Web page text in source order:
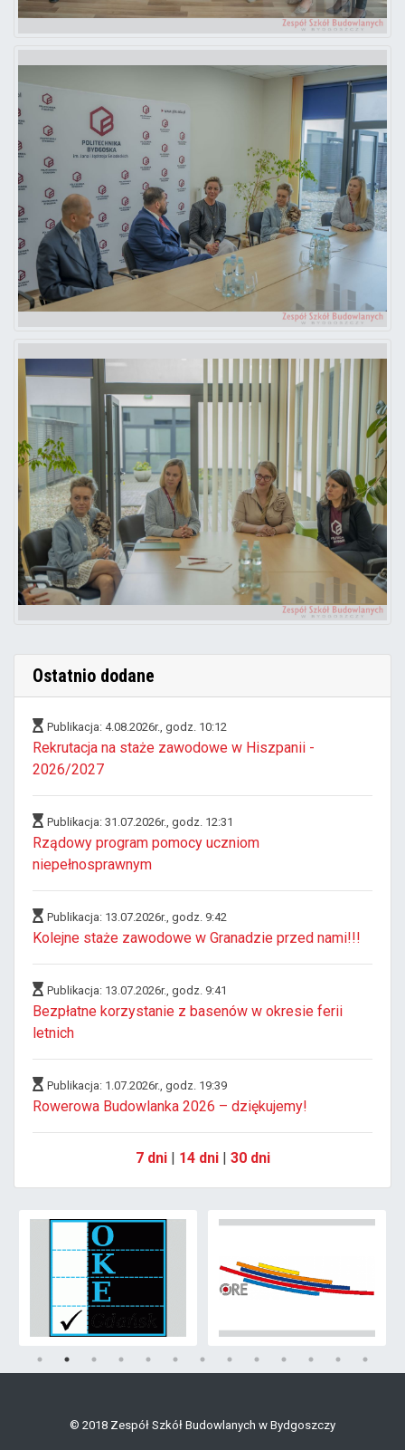
Ostatnio dodane
Publikacja: 4.08.2026r., godz. 10:12
Rekrutacja na staże zawodowe w Hiszpanii -
2026/2027
Publikacja: 31.07.2026r., godz. 12:31
Rządowy program pomocy uczniom
niepełnosprawnym
Publikacja: 13.07.2026r., godz. 9:42
Kolejne staże zawodowe w Granadzie przed nami!!!
Publikacja: 13.07.2026r., godz. 9:41
Bezpłatne korzystanie z basenów w okresie ferii
letnich
Publikacja: 1.07.2026r., godz. 19:39
Rowerowa Budowlanka 2026 – dziękujemy!
7 dni| 14 dni| 30 dni
© 2018 Zespół Szkół Budowlanych w Bydgoszczy